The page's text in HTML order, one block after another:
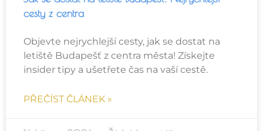
cesty z centra
Objevte nejrychlejší cesty, jak se dostat na
letiště Budapešť z centra města! Získejte
insider tipy a ušetřete čas na vaší cestě.
PŘEČÍST ČLÁNEK »